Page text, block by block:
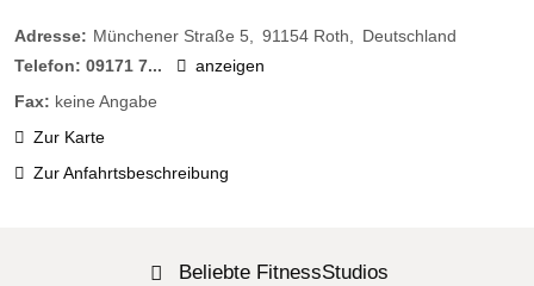
Adresse: Münchener Straße 5 91154 Roth
Deutschland
Telefon: 09171 7...
anzeigen
Fax: keine Angabe
Zur Karte
Zur Anfahrtsbeschreibung
Beliebte FitnessStudios